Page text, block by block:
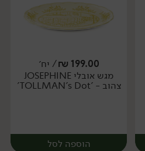
יח׳
199.00
₪/ יח׳
מגש אובלי JOSEPHINE
צהוב - 'TOLLMAN's Dot'
הוספה לסל